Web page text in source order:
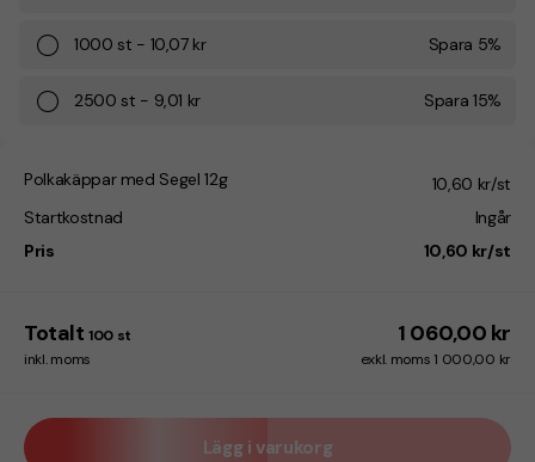
1000 st - 10,07 kr Spara 5%
2500 st - 9,01 kr Spara15%
Polkakäppar med Segel 12g
10,60 kr/st
Startkostnad
Ingår
Pris
10,60 kr/st
Totalt 100 st 1 060,00 kr
inkl. moms exkl. moms 1 000,00 kr
Lägg i varukorg